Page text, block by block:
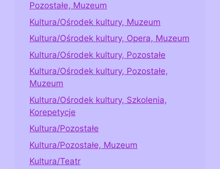
Pozostałe, Muzeum
Kultura/Ośrodek kultury, Muzeum
Kultura/Ośrodek kultury, Opera, Muzeum
Kultura/Ośrodek kultury, Pozostałe
Kultura/Ośrodek kultury, Pozostałe,
Muzeum
Kultura/Ośrodek kultury, Szkolenia,
Korepetycje
Kultura/Pozostałe
Kultura/Pozostałe, Muzeum
Kultura/Teatr